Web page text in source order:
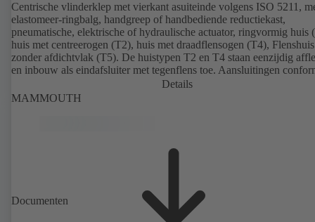
Centrische vlinderklep met vierkant asuiteinde volgens ISO 5211,
elastomeer-ringbalg, handgreep of handbediende reductiekast,
pneumatische, elektrische of hydraulische actuator, ringvormig huis
huis met centreerogen (T2), huis met draadflensogen (T4), Flenshuis
zonder afdichtvlak (T5). De huistypen T2 en T4 staan eenzijdig
en inbouw als eindafsluiter met tegenflens toe. Aansluitingen
Details
MAMMOUTH
Documenten